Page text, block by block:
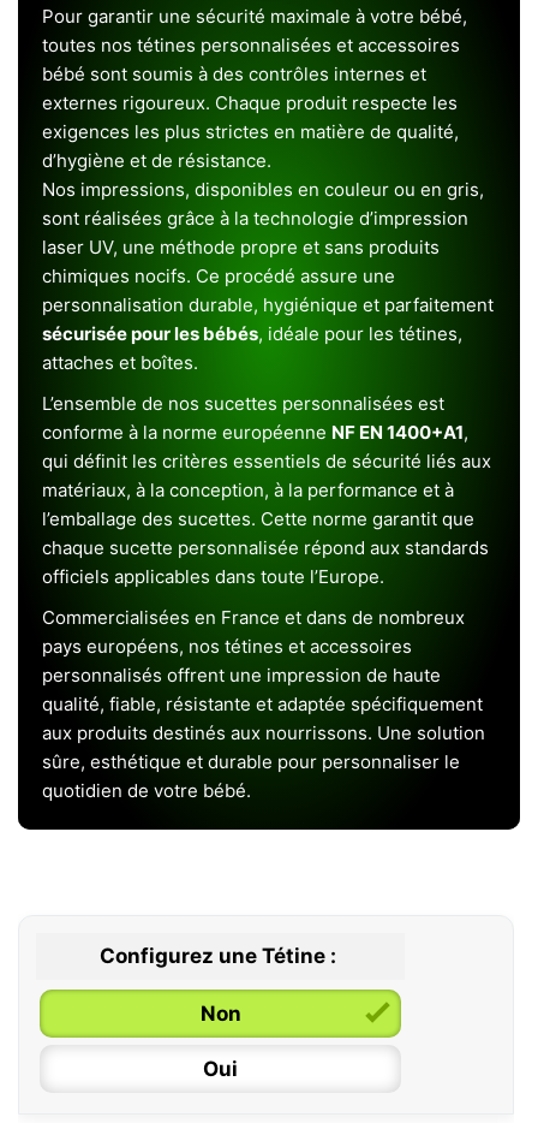
Pour garantir une sécurité maximale à votre bébé,
toutes nos tétines personnalisées et accessoires
bébé sont soumis à des contrôles internes et
externes rigoureux. Chaque produit respecte les
exigences les plus strictes en matière de qualité,
d’hygiène et de résistance.
Nos impressions, disponibles en couleur ou en gris,
sont réalisées grâce à la technologie d’impression
laser UV, une méthode propre et sans produits
chimiques nocifs. Ce procédé assure une
personnalisation durable, hygiénique et parfaitement
sécurisée pour les bébés, idéale pour les tétines,
attaches et boîtes.
L’ensemble de nos sucettes personnalisées est
conforme à la norme européenne NF EN 1400+A1,
qui définit les critères essentiels de sécurité liés aux
matériaux, à la conception, à la performance et à
l’emballage des sucettes. Cette norme garantit que
chaque sucette personnalisée répond aux standards
officiels applicables dans toute l’Europe.
Commercialisées en France et dans de nombreux
pays européens, nos tétines et accessoires
personnalisés offrent une impression de haute
qualité, fiable, résistante et adaptée spécifiquement
aux produits destinés aux nourrissons. Une solution
sûre, esthétique et durable pour personnaliser le
quotidien de votre bébé.
Configurez une Tétine :
Non
Oui